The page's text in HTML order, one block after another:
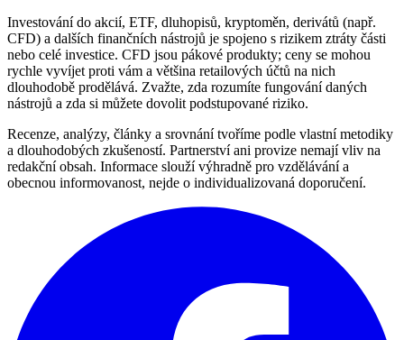
Investování do akcií, ETF, dluhopisů, kryptoměn, derivátů (např.
CFD) a dalších finančních nástrojů je spojeno s rizikem ztráty části
nebo celé investice. CFD jsou pákové produkty; ceny se mohou
rychle vyvíjet proti vám a většina retailových účtů na nich
dlouhodobě prodělává. Zvažte, zda rozumíte fungování daných
nástrojů a zda si můžete dovolit podstupované riziko.
Recenze, analýzy, články a srovnání tvoříme podle vlastní metodiky
a dlouhodobých zkušeností. Partnerství ani provize nemají vliv na
redakční obsah. Informace slouží výhradně pro vzdělávání a
obecnou informovanost, nejde o individualizovaná doporučení.